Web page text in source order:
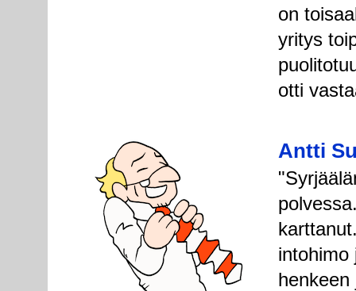
on
yritys
otti
Antti
intohimo